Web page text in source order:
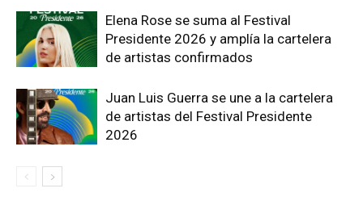
Elena Rose se suma al Festival
Presidente 2026 y amplía la cartelera
de artistas confirmados
Juan Luis Guerra se une a la cartelera
de artistas del Festival Presidente
2026